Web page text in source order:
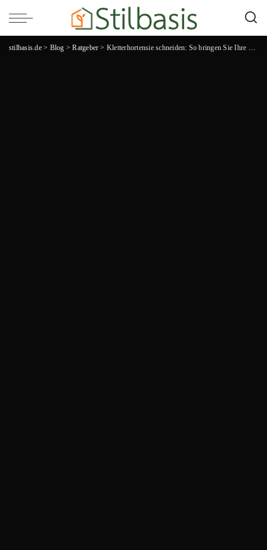
stilbasis.de> Blog >Ratgeber > Kletterhortensie schneiden: So bringen Sie Ihre Pflanze zum Blühen!